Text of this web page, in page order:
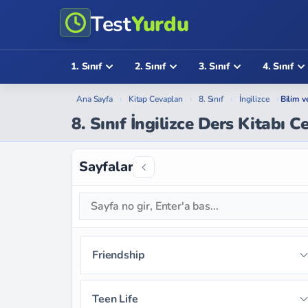
TestYurdu
1. Sınıf 2. Sınıf 3. Sınıf 4. Sınıf
Ana Sayfa › Kitap Cevapları › 8. Sınıf › İngilizce › Bilim
8. Sınıf İngilizce Ders Kitabı
Sayfalar
Friendship
Teen Life